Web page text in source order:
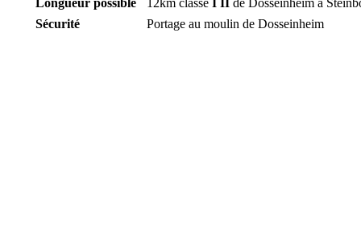
Longueur possible
12km classeI II de Dosseinheim à
Sécurité
Portage au moulin de Dosseinheim